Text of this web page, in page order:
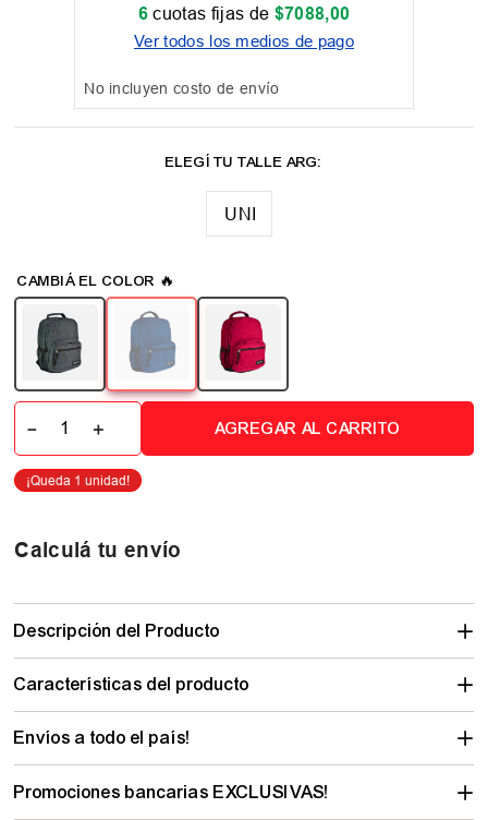
6 cuotas fijas de $7088,00
Ver todos los medios de pago
No incluyen costo de envío
UNI
＋
－ AGREGAR AL CARRITO
Calculá tu envío
Descripción del Producto
Características del producto
Envíos a todo el país!
Promociones bancarias EXCLUSIVAS!